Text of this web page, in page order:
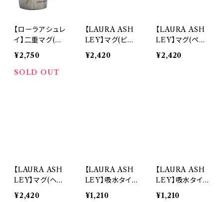
【ローラアシュレ
イ】二重マグ(ロ
ーズ)【Bunche
d Roses】
¥2,750
SOLD OUT
【LAURA ASH
LEY】マグ(ビー
フォード ボウズ)
【LAURA ASH
¥2,420
【LAURA ASH
LEY】マグ(ペニ
ーウェル グロー
ヴ)【LAURA AS
6LA132-11
¥2,420
【LAURA ASH
LEY】マグ(ヘン
レイク)【LAURA
¥2,420
【LAURA ASH
LEY】吸水タイ
ルコースター(ビ
¥1,210
【LAURA ASH
LEY】吸水タイ
ルコースター(ヘ
¥1,210